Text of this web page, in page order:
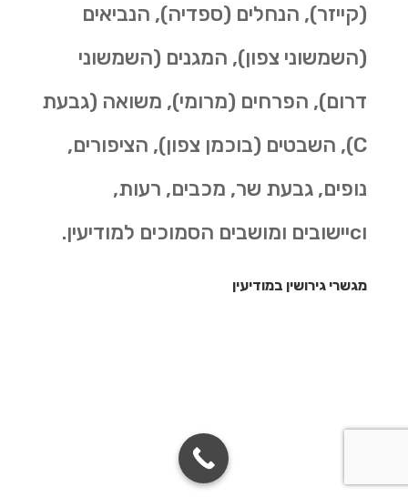
(קייזר), הנחלים (ספדיה), הנביאים
(השמשוני צפון), המגנים (השמשוני
דרום), הפרחים (מרומי), משואה (גבעת
C), השבטים (בוכמן צפון), הציפורים,
נופים, גבעת שר, מכבים, רעות,
וcיישובים ומושבים הסמוכים למודיעין.
מגשרי גירושין במודיעין